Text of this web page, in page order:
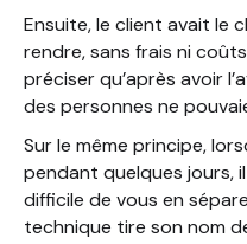
Ensuite, le client avait le
rendre, sans frais ni
préciser qu’après avoir
des personnes ne
Sur le même principe,
pendant quelques jours,
difficile de vous en
technique tire son nom